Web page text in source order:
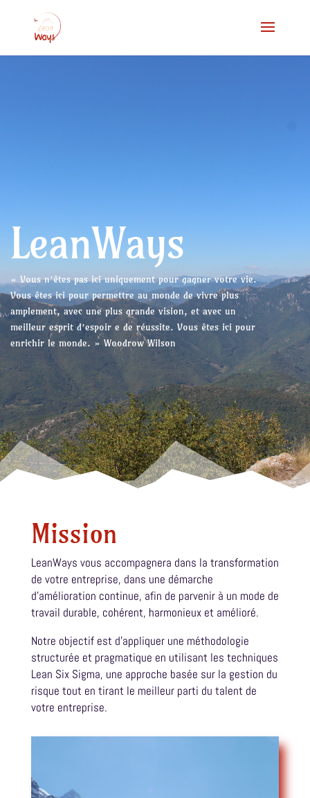
LeanWays
« Vous n’êtes pas ici uniquement pour gagner votre vie.
Vous êtes ici pour permettre au monde de vivre plus
amplement, avec une plus grande vision, et avec un
meilleur esprit d’espoir e de réussite. Vous êtes ici pour
enrichir le monde. » Woodrow Wilson
Mission
LeanWays vous accompagnera dans la transformation
de votre entreprise, dans une démarche
d’amélioration continue, afin de parvenir à un mode de
travail durable, cohérent, harmonieux et amélioré.
Notre objectif est d’appliquer une méthodologie
structurée et pragmatique en utilisant les techniques
Lean Six Sigma, une approche basée sur la gestion du
risque tout en tirant le meilleur parti du talent de
votre entreprise.